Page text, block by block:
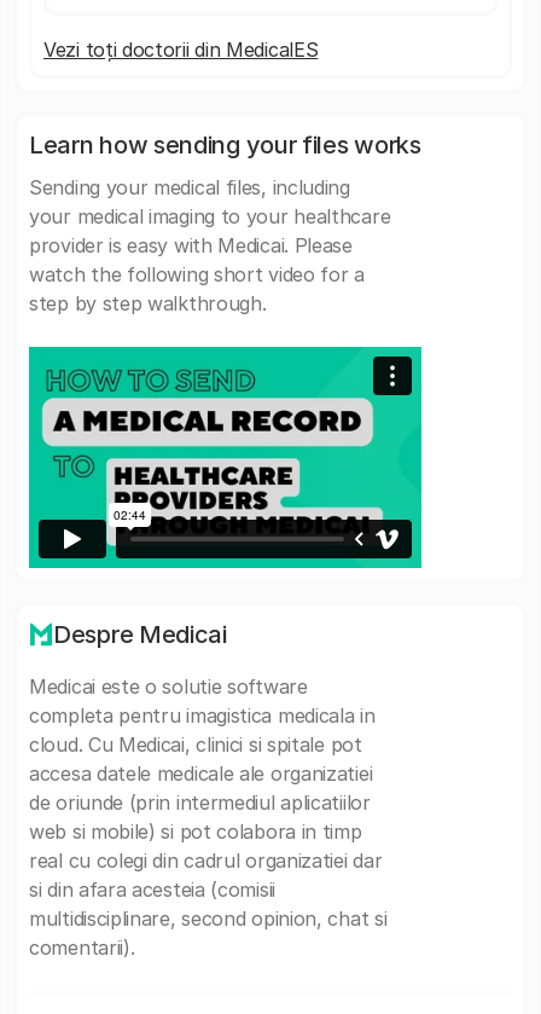
Vezi toți doctorii din MedicalES
Learn how sending your files works
Sending your medical files, including
your medical imaging to your healthcare
provider is easy with Medicai. Please
watch the following short video for a
step by step walkthrough.
Despre Medicai
Medicai este o solutie software
completa pentru imagistica medicala in
cloud. Cu Medicai, clinici si spitale pot
accesa datele medicale ale organizatiei
de oriunde (prin intermediul aplicatiilor
web si mobile) si pot colabora in timp
real cu colegi din cadrul organizatiei dar
si din afara acesteia (comisii
multidisciplinare, second opinion, chat si
comentarii).